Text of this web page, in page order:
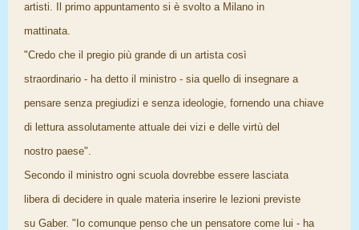
artisti. Il primo appuntamento si è svolto a Milano in
mattinata.
"Credo che il pregio più grande di un artista così
straordinario - ha detto il ministro - sia quello di insegnare a
pensare senza pregiudizi e senza ideologie, fornendo una chiave
di lettura assolutamente attuale dei vizi e delle virtù del
nostro paese".
Secondo il ministro ogni scuola dovrebbe essere lasciata
libera di decidere in quale materia inserire le lezioni previste
su Gaber. "Io comunque penso che un pensatore come lui - ha